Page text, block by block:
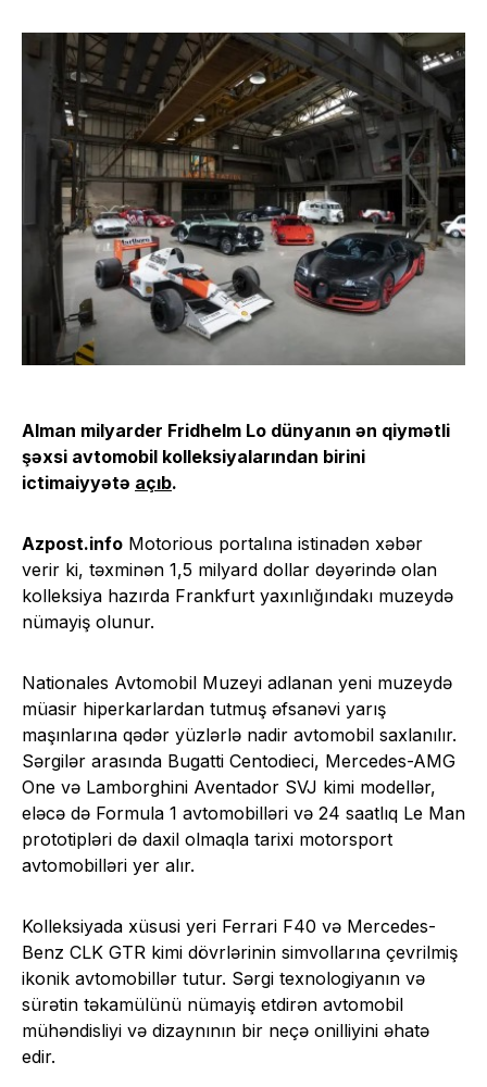
Alman milyarder Fridhelm Lo dünyanın ən qiymətli
şəxsi avtomobil kolleksiyalarından birini
ictimaiyyətə açıb.
Azpost.info Motorious portalına istinadən xəbər
verir ki, təxminən 1,5 milyard dollar dəyərində olan
kolleksiya hazırda Frankfurt yaxınlığındakı muzeydə
nümayiş olunur.
Nationales Avtomobil Muzeyi adlanan yeni muzeydə
müasir hiperkarlardan tutmuş əfsanəvi yarış
maşınlarına qədər yüzlərlə nadir avtomobil saxlanılır.
Sərgilər arasında Bugatti Centodieci, Mercedes-AMG
One və Lamborghini Aventador SVJ kimi modellər,
eləcə də Formula 1 avtomobilləri və 24 saatlıq Le Man
prototipləri də daxil olmaqla tarixi motorsport
avtomobilləri yer alır.
Kolleksiyada xüsusi yeri Ferrari F40 və Mercedes-
Benz CLK GTR kimi dövrlərinin simvollarına çevrilmiş
ikonik avtomobillər tutur. Sərgi texnologiyanın və
sürətin təkamülünü nümayiş etdirən avtomobil
mühəndisliyi və dizaynının bir neçə onilliyini əhatə
edir.